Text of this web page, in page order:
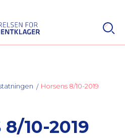
Horsens 8/10-2019
8/10-2019